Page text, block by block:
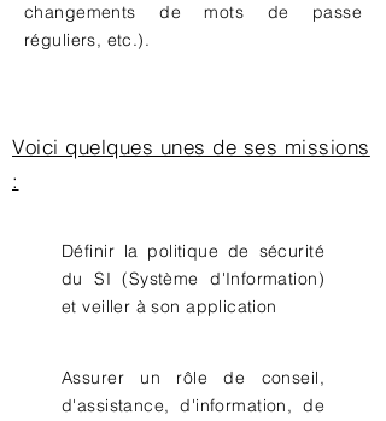
changements de mots de passe
réguliers, etc.).
Voici quelques unes de ses missions
:
Définir la politique de sécurité
du SI (Système d'Information)
et veiller à son application
Assurer un rôle de conseil,
d'assistance, d'information, de